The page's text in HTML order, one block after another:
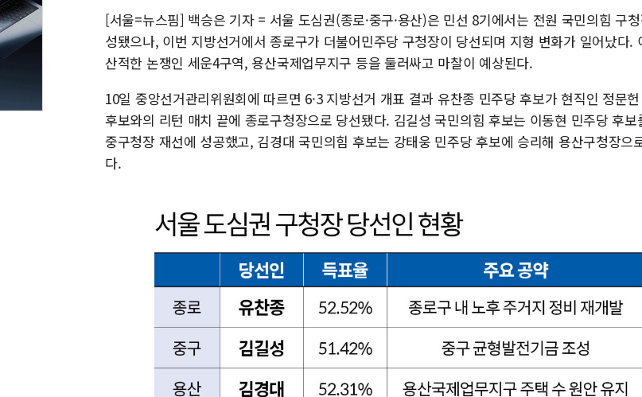
[서울=뉴스핌] 백승은 기자 = 서울 도심권(종로·중구·용산)은 민선 8기에서는 전원 국민의힘 구
성됐으나, 이번 지방선거에서 종로구가 더불어민주당 구청장이 당선되며 지형 변화가 일어났다.
산적한 논쟁인 세운4구역, 용산국제업무지구 등을 둘러싸고 마찰이 예상된다.
10일 중앙선거관리위원회에 따르면 6·3 지방선거 개표 결과 유찬종 민주당 후보가 현직인 정문
후보와의 리턴 매치 끝에 종로구청장으로 당선됐다. 김길성 국민의힘 후보는 이동현 민주당 후보
중구청장 재선에 성공했고, 김경대 국민의힘 후보는 강태웅 민주당 후보에 승리해 용산구청장으
다.